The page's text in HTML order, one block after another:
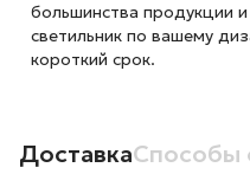
большинства продукции
светильник по вашему
короткий срок.
ДоставкаСпособы